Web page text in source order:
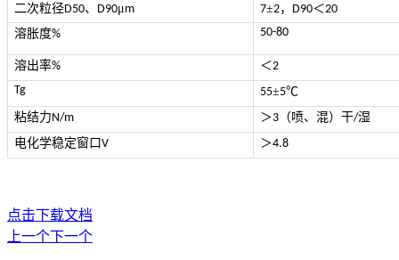
二次粒径D50、 D90μm 7±2， D90＜20
溶胀度% 50-80
溶出率% ＜2
Tg
55±5℃
粘结力 N/m ＞3 （喷、混）干/湿
电化学稳定窗口V ＞4.8
点击下载文档
上一个下一个